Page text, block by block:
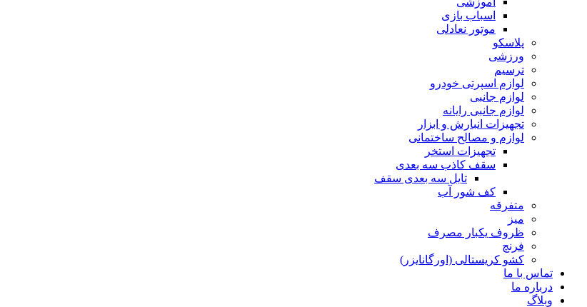
اسباب بازی
موتور نعادلی
پلاسکو
ورزشی
ترسیم
لوازم اسپرتی خودرو
لوازم جانبی
لوازم جانبی رایانه
تجهیزات انبارش و ابزار
لوازم و مصالح ساختمانی
تجهیزات استخر
سقف کاذب سه بعدی
تایل سه بعدی سقف
کف شور آب
متفرقه
میز
ظروف یکبار مصرف
فرنچ
کشو کریستالی (اورگانایزر)
تماس با ما
درباره ما
وبلاگ